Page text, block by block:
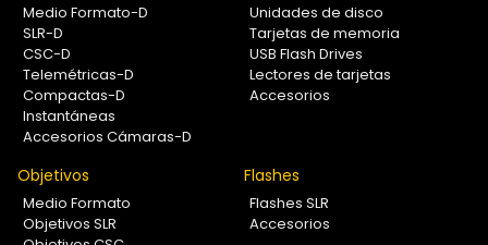
Medio Formato-D
SLR-D
CSC-D
Telemétricas-D
Compactas-D
Instantáneas
Accesorios Cámaras-D
Unidades de disco
Tarjetas de memoria
USB Flash Drives
Lectores de tarjetas
Accesorios
Objetivos
Medio Formato
Objetivos SLR
Flashes
Flashes SLR
Accesorios